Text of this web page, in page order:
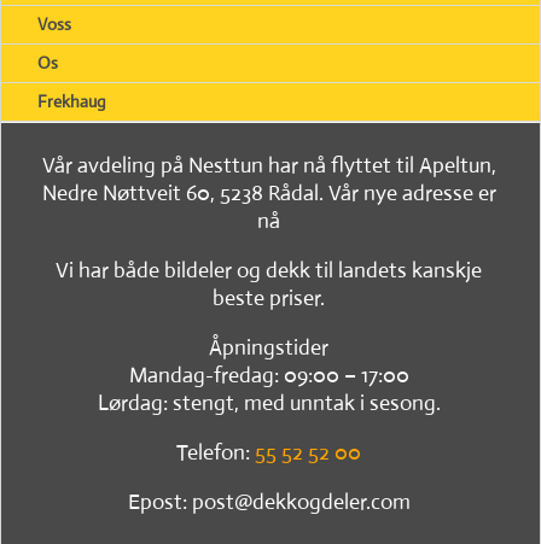
Voss
Os
Frekhaug
Vår avdeling på Nesttun har nå flyttet til Apeltun,
Nedre Nøttveit 60, 5238 Rådal. Vår nye adresse er
nå
Vi har både bildeler og dekk til landets kanskje
beste priser.
Åpningstider
Mandag-fredag: 09:00 – 17:00
Lørdag: stengt, med unntak i sesong.
Telefon: 55 52 52 00
Epost: post@dekkogdeler.com